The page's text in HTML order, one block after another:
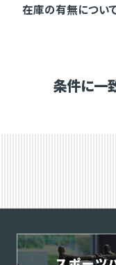
在庫の有無につい
条件に一